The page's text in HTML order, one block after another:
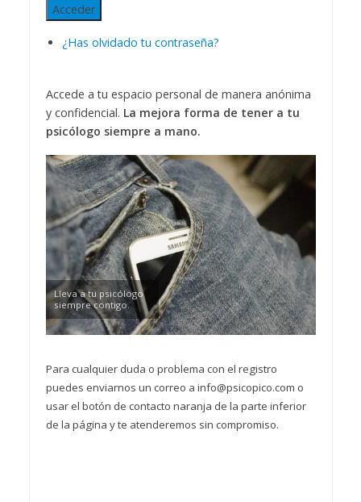
Acceder
¿Has olvidado tu contraseña?
Accede a tu espacio personal de manera anónima
y confidencial. La mejora forma de tener a tu
psicólogo siempre a mano.
Lleva a tu psicólogo
siempre contigo.
Para cualquier duda o problema con el registro
puedes enviarnos un correo a info@psicopico.com o
usar el botón de contacto naranja de la parte inferior
de la página y te atenderemos sin compromiso.